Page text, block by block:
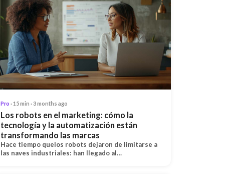
Pro · 15 min · 3 months ago
Los robots en el marketing: cómo la
tecnología y la automatización están
transformando las marcas
Hace tiempo quelos robots dejaron de limitarse a
las naves industriales: han llegado al…